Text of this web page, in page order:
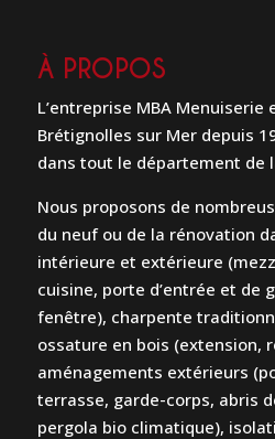
À PROPOS
L’entreprise MBA Menuiserie
Brétignolles sur Mer depuis
dans tout le département de
Nous proposons de
du neuf ou de la rénovation
intérieure et extérieure
cuisine, porte d’entrée et de
fenêtre), charpente
ossature en bois (extension,
aménagements extérieurs
terrasse, garde-corps, abris
pergola bio climatique),